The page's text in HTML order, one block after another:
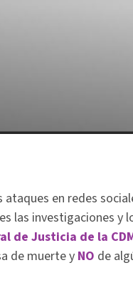
ataques en redes
las investigaciones y
de Justicia de la
de muerte yNO de